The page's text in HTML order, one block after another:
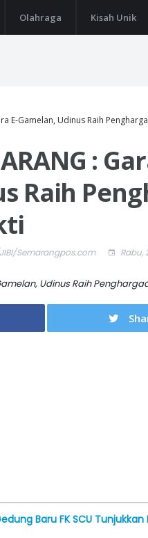
Olahraga Kisah Unik
E-Gamelan, Udinus Raih
:
Raih
Semarangpos.com Rabu,
Baru FK SCU